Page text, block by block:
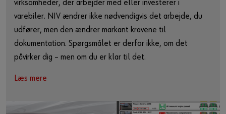
virksomheder, der arbejder med eller investerer i
varebiler. NIV ændrer ikke nødvendigvis det arbejde, du
udfører, men den ændrer markant kravene til
dokumentation. Spørgsmålet er derfor ikke, om det
påvirker dig – men om du er klar til det.
Læs mere